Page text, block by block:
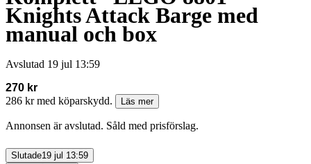
Knights Attack Barge med
manual och box
Avslutad 19 jul 13:59
270 kr
286 kr med köparskydd.
Läs mer
Annonsen är avslutad. Såld med prisförslag.
Slutade19 jul 13:59